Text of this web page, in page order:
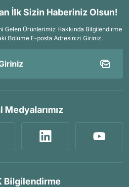
İlk Sizin Haberiniz Olsun!
Gelen Ürünlerimiz Hakkında Bilgilendirme
Bölüme E-posta Adresinizi Giriniz.
Medyalarımız
Bilgilendirme